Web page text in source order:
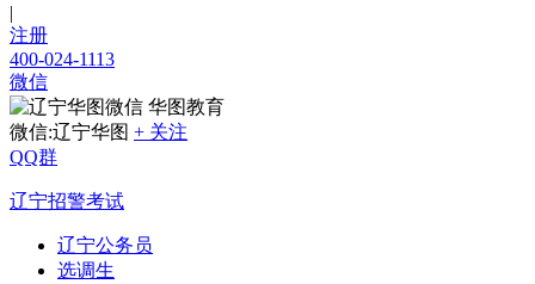
|
注册
400-024-1113
微信
华图教育
微信:辽宁华图 + 关注
QQ群
辽宁招警考试
辽宁公务员
选调生